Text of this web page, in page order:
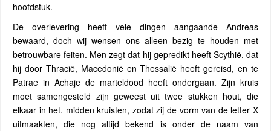
hoofdstuk.
De overlevering heeft vele dingen aangaande Andreas
bewaard, doch wij wensen ons alleen bezig te houden met
betrouwbare feiten. Men zegt dat hij gepredikt heeft Scythië, dat
hij door Thracië, Macedonië en Thessalië heeft gereisd, en te
Patrae in Achaje de marteldood heeft ondergaan. Zijn kruis
moet samengesteld zijn geweest uit twee stukken hout, die
elkaar in het. midden kruisten, zodat zij de vorm van de letter X
uitmaakten, die nog altijd bekend is onder de naam van